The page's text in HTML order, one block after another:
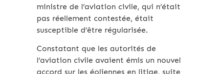
ministre de l’aviation civile, qui n’était
pas réellement contestée, était
susceptible d’être régularisée.
Constatant que les autorités de
l’aviation civile avaient émis un nouvel
accord sur les éoliennes en litige, suite